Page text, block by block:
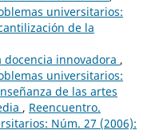
universitarios:
de la
docencia innovadora ,
universitarios:
de las artes
, Reencuentro.
Núm. 27 (2006):